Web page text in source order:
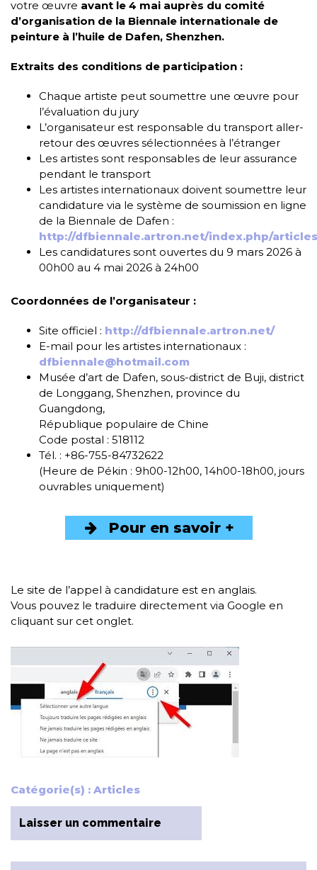
votre œuvre avant le 4 mai auprès du comité
d’organisation de la Biennale internationale de
peinture à l’huile de Dafen, Shenzhen.
Extraits des conditions de participation :
Chaque artiste peut soumettre une œuvre pour
l’évaluation du jury
L’organisateur est responsable du transport aller-
retour des œuvres sélectionnées à l’étranger
Les artistes sont responsables de leur assurance
pendant le transport
Les artistes internationaux doivent soumettre leur
candidature via le système de soumission en ligne
de la Biennale de Dafen :
http://dfbiennale.artron.net/index.php/
Les candidatures sont ouvertes du 9 mars 2026 à
00h00 au 4 mai 2026 à 24h00
Coordonnées de l’organisateur :
Site officiel : http://dfbiennale.artron.net/
E-mail pour les artistes internationaux :
dfbiennale@hotmail.com
Musée d’art de Dafen, sous-district de Buji, district
de Longgang, Shenzhen, province du
Guangdong,
République populaire de Chine
Code postal : 518112
Tél. : +86-755-84732622
(Heure de Pékin : 9h00-12h00, 14h00-18h00, jours
ouvrables uniquement)
Pour en savoir +
Le site de l’appel à candidature est en anglais.
Vous pouvez le traduire directement via Google en
cliquant sur cet onglet.
Catégorie(s) : Articles
Laisser un commentaire